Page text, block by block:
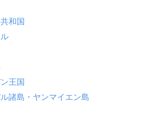
和国
王国
諸島・ヤンマイエン島